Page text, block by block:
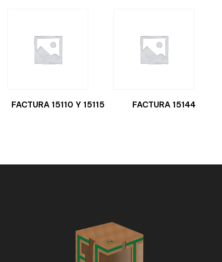
FACTURA 15110 Y 15115 FACTURA 15144